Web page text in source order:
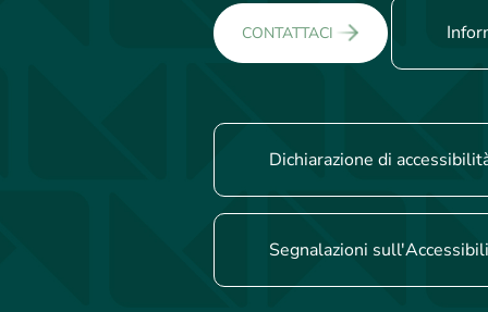
CONTATTACI
Dichiarazione di
Segnalazioni